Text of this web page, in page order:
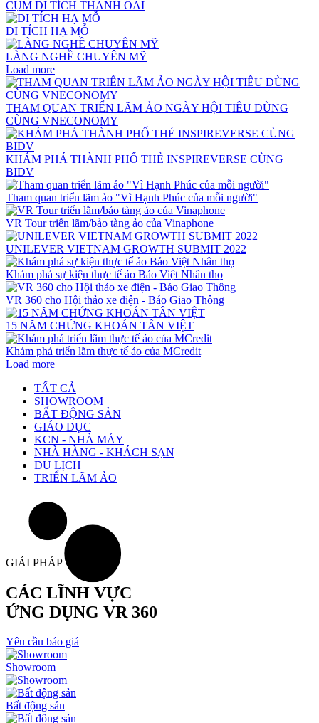
CỤM DI TÍCH THANH OAI
DI TÍCH HẠ MỖ
LÀNG NGHỀ CHUYÊN MỸ
Load more
THAM QUAN TRIỂN LÃM ẢO NGÀY HỘI TIÊU DÙNG
CÙNG VNECONOMY
KHÁM PHÁ THÀNH PHỐ THẺ INSPIREVERSE CÙNG
BIDV
Tham quan triển lãm ảo "Vì Hạnh Phúc của mỗi người"
VR Tour triển lãm/bảo tàng ảo của Vinaphone
UNILEVER VIETNAM GROWTH SUBMIT 2022
Khám phá sự kiện thực tế ảo Bảo Việt Nhân thọ
VR 360 cho Hội thảo xe điện - Báo Giao Thông
15 NĂM CHỨNG KHOÁN TÂN VIỆT
Khám phá triển lãm thực tế ảo của MCredit
Load more
TẤT CẢ
SHOWROOM
BẤT ĐỘNG SẢN
GIÁO DỤC
KCN - NHÀ MÁY
NHÀ HÀNG - KHÁCH SẠN
DU LỊCH
TRIỂN LÃM ẢO
GIẢI PHÁP VR 360
CÁC LĨNH VỰC
ỨNG DỤNG VR 360
Yêu cầu báo giá
Showroom
Bất động sản